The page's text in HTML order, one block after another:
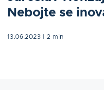
Nebojte se
13.06.2023 | 2 min